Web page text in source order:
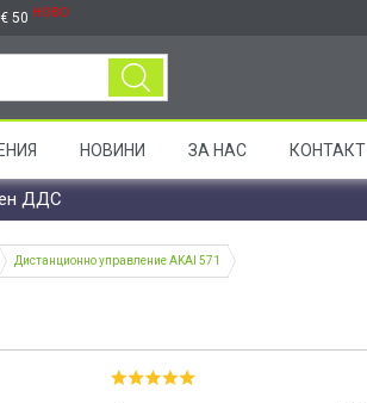
50 НОВО
НОВИНИ ЗА НАС КОНТАКТ
ДДС
Дистанционно управление AKAI 571